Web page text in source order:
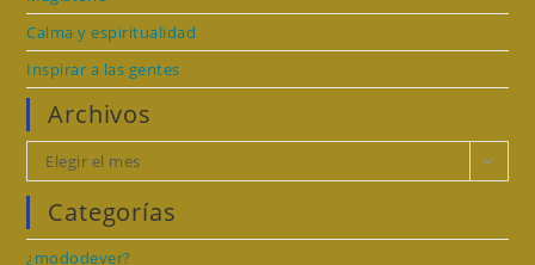
Calma y espiritualidad
Inspirar a las gentes
Archivos
Archivos
Elegir el mes
Categorías
¿mododever?